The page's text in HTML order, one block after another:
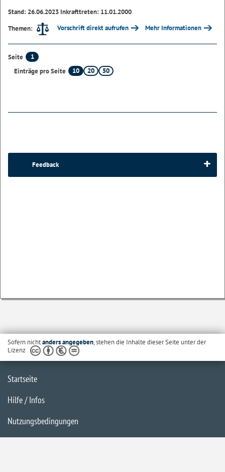
Stand: 26.06.2023 Inkrafttreten: 11.01.2000
Themen:
Vorschrift direkt aufrufen Mehr Informationen
Seite
1
Einträge pro Seite
10 20 50
Feedback
Sofern nichtanders angegeben, stehen die Inhalte dieser Seite unter der
Lizenz
Startseite
Hilfe / Infos
Nutzungsbedingungen